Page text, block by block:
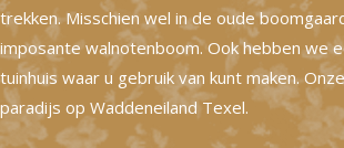
trekken. Misschien wel in de oude
imposante walnotenboom. Ook hebben we
tuinhuis waar u gebruik van kunt maken.
paradijs op Waddeneiland Texel.